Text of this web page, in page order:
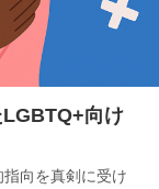
向け
向を真剣に受け